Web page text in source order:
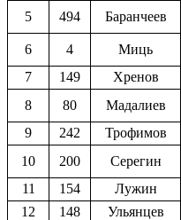
5 494 Баранчеев
6 4 Миць
7
149 Хренов
8
80 Мадалиев
9
242 Трофимов
10
200 Серегин
11
154 Лужин
12
148 Ульянцев